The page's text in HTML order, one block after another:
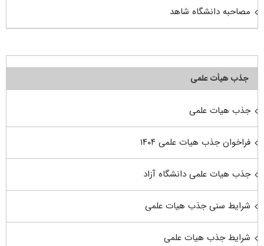
مصاحبه دانشگاه شاهد
جذب هیأت علمی
جذب هیات علمی
فراخوان جذب هیات علمی ۱۴۰۴
جذب هیات علمی دانشگاه آزاد
شرایط سنی جذب هیات علمی
شرایط جذب هیات علمی